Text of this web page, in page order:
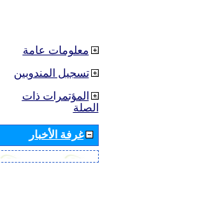
معلومات عامة
تسجيل المندوبين
المؤتمرات ذات
الصلة
غرفة الأخبار